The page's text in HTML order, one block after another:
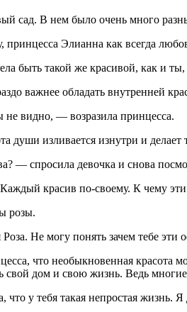
сад. В нем было очень много
принцесса Элианна как всегда
быть такой же красивой, как и
важнее обладать внутренней
видно, — возразила принцесса.
души изливается изнутри и
— спросила девочка и снова
красив по-своему. К чему эти
розы.
Не могу понять зачем тебе
что необыкновенная красота
свой дом и свою жизнь. Ведь
у тебя такая непростая жизнь.